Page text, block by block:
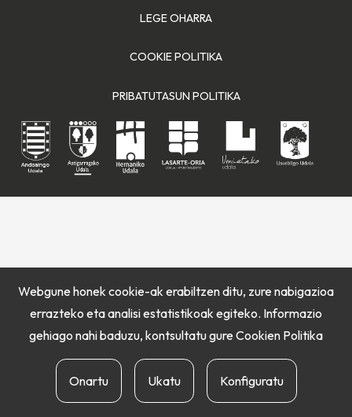
LEGE OHARRA
COOKIE POLITIKA
PRIBATUTASUN POLITIKA
Webgune honek cookie-ak erabiltzen ditu, zure nabigazioa
errazteko eta analisi estatistikoak egiteko. Informazio
gehiago nahi baduzu, kontsultatu gure Cookien Politika
Onartu Ukatu Konfiguratu